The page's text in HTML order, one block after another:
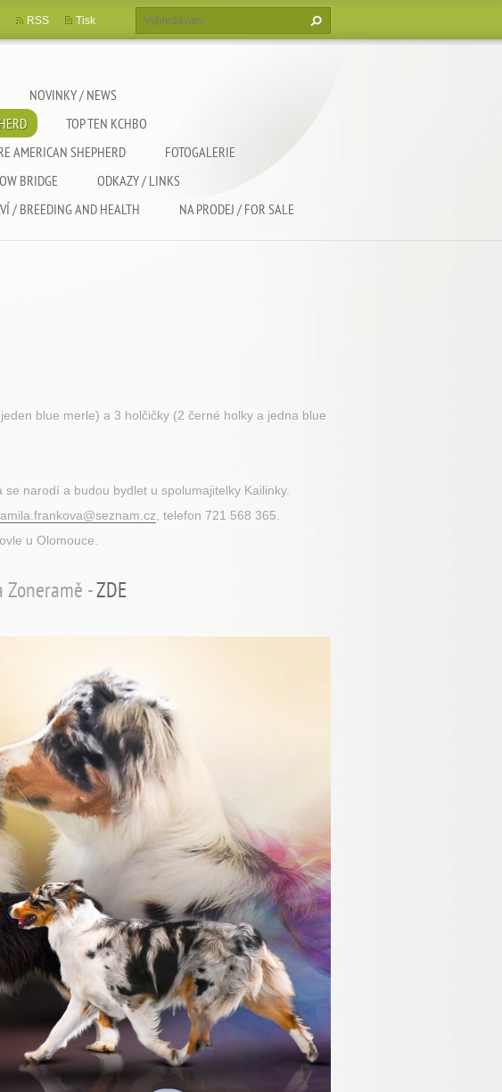
NOVINKY / NEWS
TOP TEN KCHBO
AMERICAN SHEPHERD
FOTOGALERIE
BRIDGE
ODKAZY / LINKS
/ BREEDING AND HEALTH NA PRODEJ / FOR SALE
RSS Tisk
blue merle) a 3 holčičky (2 černé holky a jedna blue
narodí a budou bydlet u spolumajitelky Kailinky.
, telefon 721 568 365.
u Olomouce.
-ZDE